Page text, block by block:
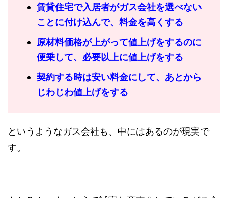
賃貸住宅で入居者がガス会社を選べない
ことに付け込んで、料金を高くする
原材料価格が上がって値上げをするのに
便乗して、必要以上に値上げをする
契約する時は安い料金にして、あとから
じわじわ値上げをする
というようなガス会社も、中にはあるのが現実で
す。